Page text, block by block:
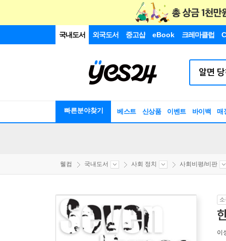
국내도서 외국도서 중고샵 eBook 크레마클럽
빠른분야찾기 베스트 신상품 이벤트 바이백 매
웰컴 국내도서 사회 정치 사회비평/비판
이